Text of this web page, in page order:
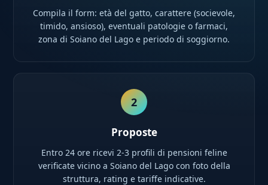
Compila il form: età del gatto, carattere (socievole,
timido, ansioso), eventuali patologie o farmaci,
zona di Soiano del Lago e periodo di soggiorno.
2
Proposte
Entro 24 ore ricevi 2-3 profili di pensioni feline
verificate vicino a Soiano del Lago con foto della
struttura, rating e tariffe indicative.